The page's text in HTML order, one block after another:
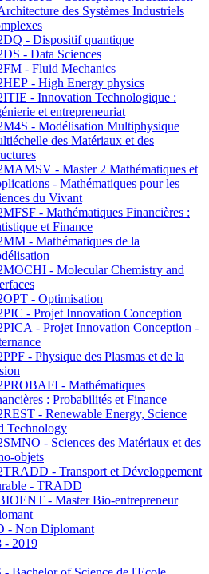
des Systèmes Industriels
- Dispositif quantique
- Data Sciences
- Fluid Mechanics
- High Energy physics
- Innovation Technologique :
et entrepreneuriat
- Modélisation Multiphysique
des Matériaux et des
- Master 2 Mathématiques et
- Mathématiques pour les
du Vivant
- Mathématiques Financières :
et Finance
- Mathématiques de la
- Molecular Chemistry and
- Optimisation
- Projet Innovation Conception
- Projet Innovation Conception -
- Physique des Plasmas et de la
- Mathématiques
: Probabilités et Finance
- Renewable Energy, Science
Technology
- Sciences des Matériaux et des
objets
- Transport et Développement
- TRADD
- Master Bio-entrepreneur
- Non Diplomant
- 2019